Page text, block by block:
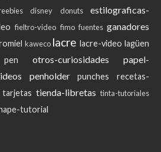
disney donuts
estilograficas-
fieltro-video fimo fuentes ganadores
kaweco lacre lacre-video lagüen
otros-curiosidades
papel-
penholder punches
recetas-
tarjetas tienda-libretas tinta-tutoriales
tutorial